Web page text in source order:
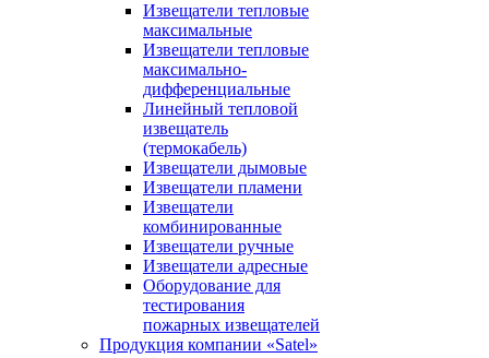
Извещатели тепловые
максимальные
Извещатели тепловые
максимально-
дифференциальные
Линейный тепловой
извещатель
(термокабель)
Извещатели дымовые
Извещатели пламени
Извещатели
комбинированные
Извещатели ручные
Извещатели адресные
Оборудование для
тестирования
пожарных извещателей
Продукция компании «Satel»